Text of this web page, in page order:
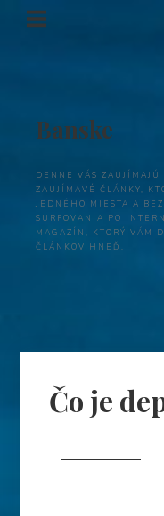
Banske
DENNE VÁS
ZAUJÍMAVÉ ČLÁNKY,
JEDNÉHO MIESTA A
SURFOVANIA PO
MAGAZÍN, KTORÝ VÁM
ČLÁNKOV HNEĎ.
Čo je